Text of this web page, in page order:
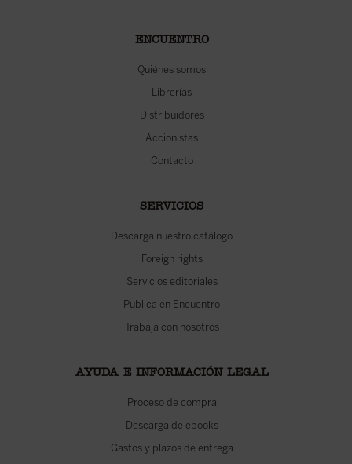
ENCUENTRO
Quiénes somos
Librerías
Distribuidores
Accionistas
Contacto
SERVICIOS
Descarga nuestro catálogo
Foreign rights
Servicios editoriales
Publica en Encuentro
Trabaja con nosotros
AYUDA E INFORMACIÓN LEGAL
Proceso de compra
Descarga de ebooks
Gastos y plazos de entrega